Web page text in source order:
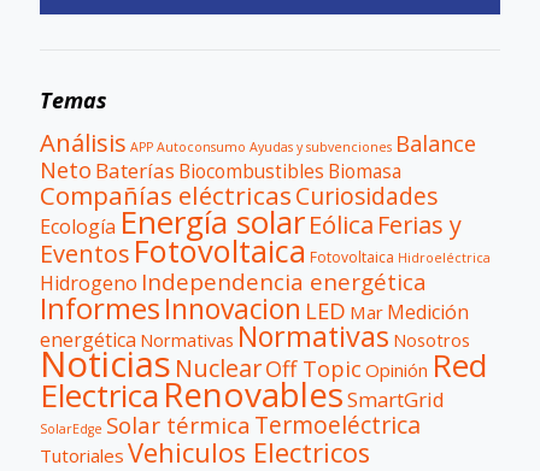
Temas
Análisis APP Autoconsumo Ayudas y subvenciones Balance
Neto Baterías Biocombustibles Biomasa
Compañías eléctricasCuriosidades
Ecología Energía solarEólica Ferias y
Eventos Fotovoltaica Fotovoltaica Hidroeléctrica
Hidrogeno Independencia energética
InformesInnovacion LED Mar Medición
energética Normativas Normativas Nosotros
Noticias NuclearOff Topic Opinión Red
ElectricaRenovablesSmartGrid
SolarEdge Solar térmica Termoeléctrica
Tutoriales Vehiculos Electricos